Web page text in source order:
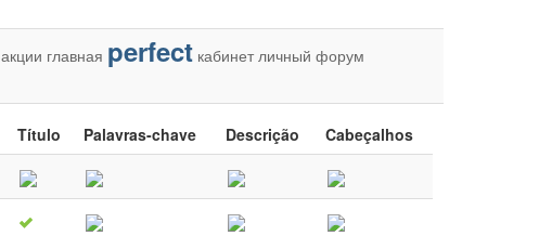
акции главная perfect кабинет личный форум
Título Palavras-chave Descrição
Cabeçalhos